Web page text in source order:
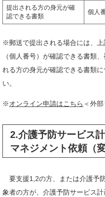
提出される方の身元が確
認できる書類
個人
※郵送で提出される場合には、
（個人番号）が確認できる書類
れる方の身元が確認できる書類
い。
※オンライン申請はこちら ＜外
2.介護予防サービス
マネジメント依頼（
要支援1,2の方、または介護予
象者の方が、介護予防サービス